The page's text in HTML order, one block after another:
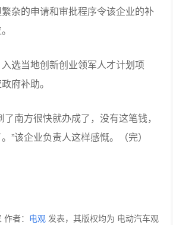
杂的申请和审批程序令该企业的补
选当地创新创业领军人才计划项
府补助。
南方很快就办成了，没有这笔钱，
”该企业负责人这样感慨。（完）
者： 电观 发表，其版权均为 电动汽车观